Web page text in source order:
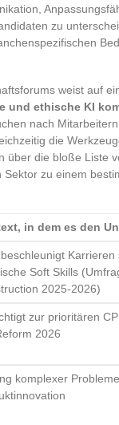
zu
weist auf
und ethische KI
nach
die
über die bloße Liste
zu einem
in dem es den
Karrieren
Soft Skills
2025-2026)
zur prioritären
2026
komplexer Probleme,